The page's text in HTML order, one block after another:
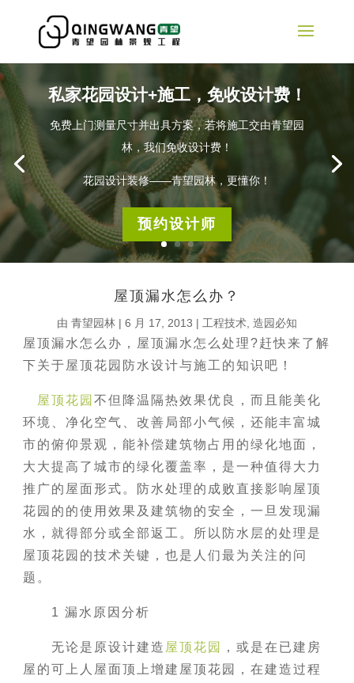
私家花园设计+施工，免收设计费！
免费上门测量尺寸并出具方案，若将施工交由青望园
林，我们免收设计费！
花园设计装修——青望园林，更懂你！
预约设计师
屋顶漏水怎么办？
由 青望园林 | 6 月 17, 2013 | 工程技术 造园必知
屋顶漏水怎么办，屋顶漏水怎么处理?赶快来了解
下关于屋顶花园防水设计与施工的知识吧！
屋顶花园不但降温隔热效果优良，而且能美化
环境、净化空气、改善局部小气候，还能丰富城
市的俯仰景观，能补偿建筑物占用的绿化地面，
大大提高了城市的绿化覆盖率，是一种值得大力
推广的屋面形式。防水处理的成败直接影响屋顶
花园的的使用效果及建筑物的安全，一旦发现漏
水，就得部分或全部返工。所以防水层的处理是
屋顶花园的技术关键，也是人们最为关注的问
题。
1 漏水原因分析
无论是原设计建造 屋顶花园
，或是在已建房
屋的可上人屋面顶上增建屋顶花园，在建造过程